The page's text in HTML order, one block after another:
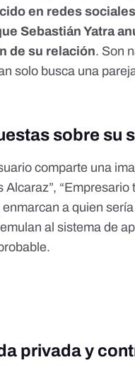
en redes
Sebastián Yatra
de su relación. Son
solo busca una
sobre su
comparte una
“Empresario
a quien
al sistema de
privada y